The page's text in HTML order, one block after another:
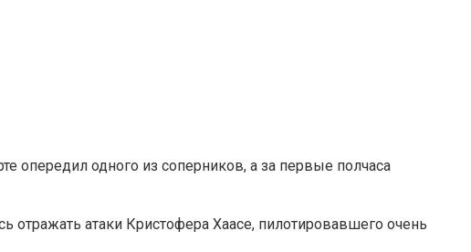
опередил одного из соперников, а за первые полчаса
отражать атаки Кристофера Хаасе, пилотировавшего очень